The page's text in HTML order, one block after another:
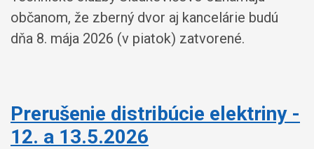
občanom, že zberný dvor aj kancelárie budú
dňa 8. mája 2026 (v piatok) zatvorené.
Prerušenie distribúcie elektriny -
12. a 13.5.2026